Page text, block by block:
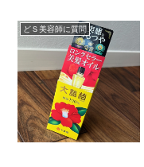
どＳ美容師に質問